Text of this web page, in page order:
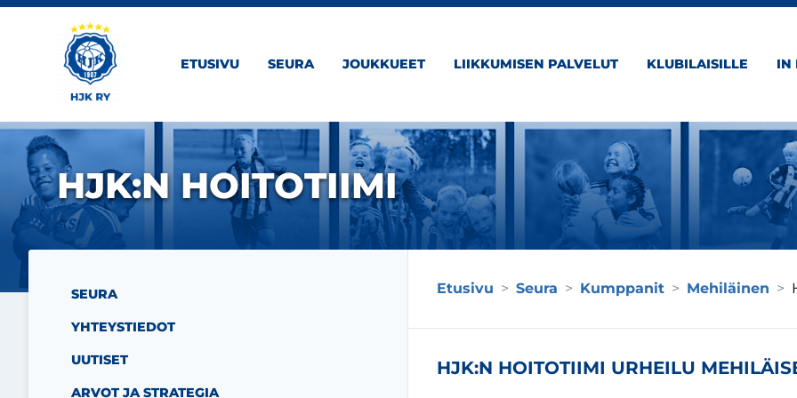
Siirry sivun sisältöön
ETUSIVU SEURA JOUKKUEET LIIKKUMISEN PALVELUT KLUBILAISILLE IN
HJK:N HOITOTIIMI
Etusivu > Seura > Kumppanit > Mehiläinen >
HJK:N HOITOTIIMI URHEILU
SEURA
YHTEYSTIEDOT
UUTISET
ARVOT JA STRATEGIA